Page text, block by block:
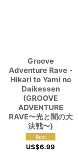
Groove
Adventure Rave -
Hikari to Yami no
Daikessen
(GROOVE
ADVENTURE
RAVE〜光と闇の大
決戦〜)
US$6.99